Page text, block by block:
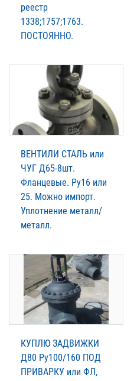
реестр
1338;1757;1763.
ПОСТОЯННО.
ВЕНТИЛИ СТАЛЬ или
ЧУГ Д65-8шт.
Фланцевые. Ру16 или
25. Можно импорт.
Уплотнение металл/
металл.
КУПЛЮ ЗАДВИЖКИ
Д80 Ру100/160 ПОД
ПРИВАРКУ или ФЛ,